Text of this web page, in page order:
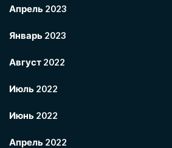
Апрель 2023
Январь 2023
Август 2022
Июль 2022
Июнь 2022
Апрель 2022